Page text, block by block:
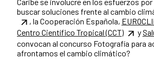
buscar soluciones frente al cambio
, la Cooperación Española,
Centro Científico Tropical (CCT)
y
convocan al concurso Fotografía para
afrontamos el cambio climático?